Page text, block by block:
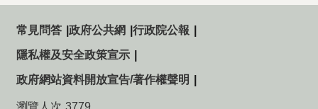
常見問答 政府公共網 行政院公報
隱私權及安全政策宣示
政府網站資料開放宣告/著作權聲明
瀏覽人次 3779